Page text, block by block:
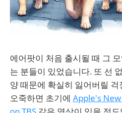
에어팟이 처음 출시될 때 그
는 분들이 있었습니다. 또 선
양 때문에 확실히 잃어버릴
오죽하면 초기에 Apple's